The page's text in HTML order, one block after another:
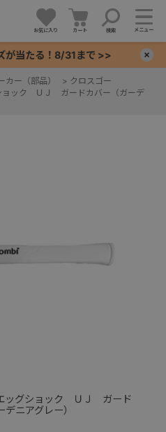
お気に入り カート 検索 メニュー
が当たる！8/31まで >>
カー（部品） > クロスゴー
ック ＵＪ ガードカバー（ガーデ
ッグショック ＵＪ ガード
デニアグレー）